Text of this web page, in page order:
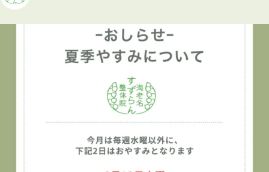
平日 10:00〜19:30
土日祝 9:00〜16:00
▶ 施術内容・院内の雰囲気はこちら
プロフィールのリンクからご覧いただけます
海老名
View on Facebook Share